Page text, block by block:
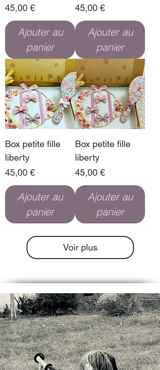
Prix
45,00 €
Ajouter au
panier
Prix
45,00 €
Ajouter au
panier
Box petite fille
liberty
Prix
45,00 €
Ajouter au
panier
Box petite fille
liberty
Prix
45,00 €
Ajouter au
panier
Voir plus